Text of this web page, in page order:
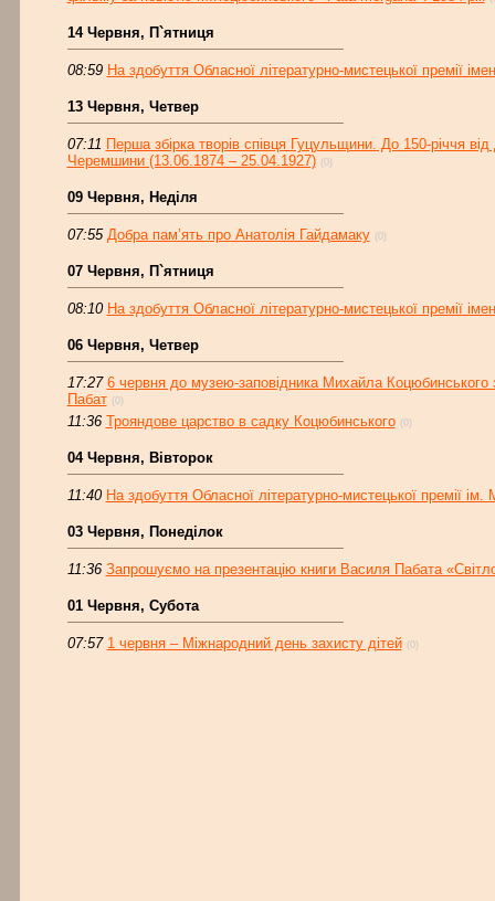
14 Червня, П`ятниця
08:59 На здобуття Обласної літературно-мистецької премії
13 Червня, Четвер
07:11 Перша збірка творів співця Гуцульщини. До 150-річчя
Черемшини (13.06.1874 – 25.04.1927) (0)
09 Червня, Неділя
07:55 Добра пам’ять про Анатолія Гайдамаку (0)
07 Червня, П`ятниця
08:10 На здобуття Обласної літературно-мистецької премії
06 Червня, Четвер
17:27 6 червня до музею-заповідника Михайла Коцюбинського
Пабат (0)
11:36 Трояндове царство в садку Коцюбинського (0)
04 Червня, Вівторок
11:40 На здобуття Обласної літературно-мистецької премії
03 Червня, Понеділок
11:36 Запрошуємо на презентацію книги Василя Пабата
01 Червня, Субота
07:57 1 червня – Міжнародний день захисту дітей (0)